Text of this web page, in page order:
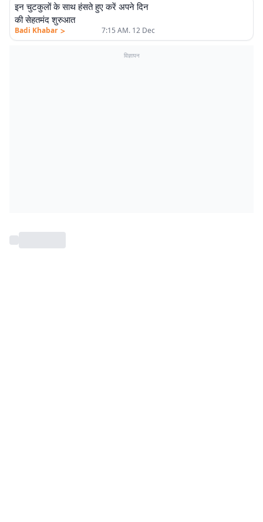
इन चुटकुलों के साथ हंसते हुए करें अपने दिन
की सेहतमंद शुरुआत
Badi Khabar > 7:15 AM. 12 Dec
विज्ञापन